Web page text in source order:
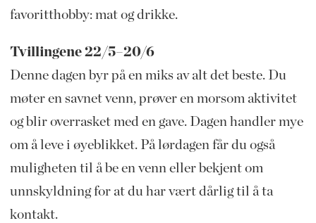
favoritthobby: mat og drikke.
Tvillingene 22/5–20/6
Denne dagen byr på en miks av alt det beste. Du
møter en savnet venn, prøver en morsom aktivitet
og blir overrasket med en gave. Dagen handler mye
om å leve i øyeblikket. På lørdagen får du også
muligheten til å be en venn eller bekjent om
unnskyldning for at du har vært dårlig til å ta
kontakt.